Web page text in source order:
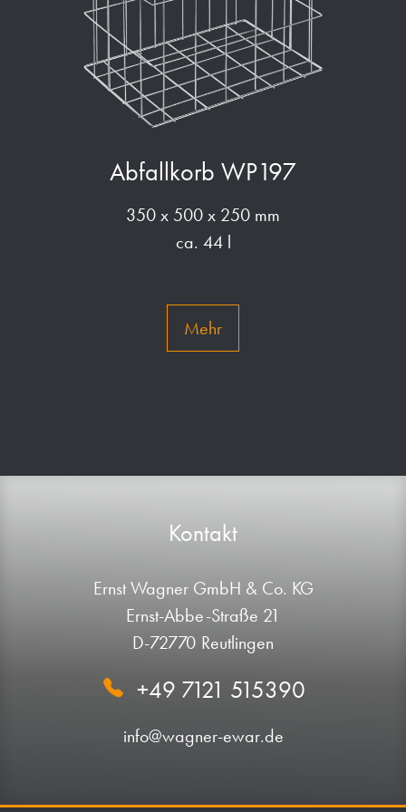
Abfallkorb WP197
350 x 500 x 250 mm
ca. 44 l
Mehr
Kontakt
Ernst Wagner GmbH & Co. KG
Ernst-Abbe-Straße 21
D-72770 Reutlingen
+49 7121 515390
info@wagner-ewar.de